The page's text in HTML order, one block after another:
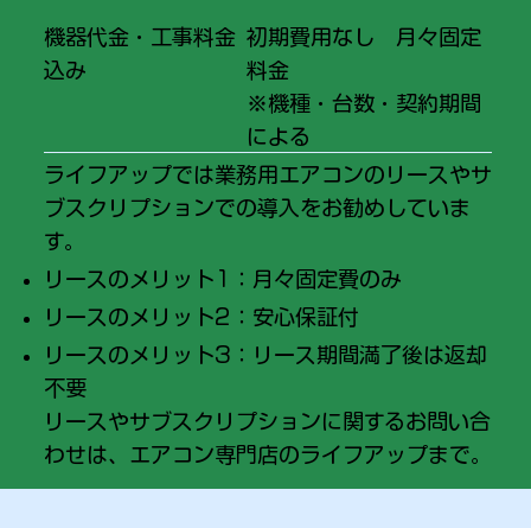
初期費用なし 月々固定
料金
※機種・台数・契約期間
による
機器代金・工事料金
込み
ライフアップでは業務用エアコンのリースやサ
ブスクリプションでの導入をお勧めしていま
す。
リースのメリット1：月々固定費のみ
リースのメリット2：安心保証付
リースのメリット3：リース期間満了後は返却
不要
リースやサブスクリプションに関するお問い合
わせは、エアコン専門店のライフアップまで。